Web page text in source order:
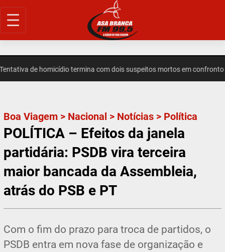
Pular
para
de homicídio termina com dois suspeitos mortos em confronto
Boa Viagem > Nacional > Notícias > Política
POLÍTICA – Efeitos da janela
partidária: PSDB vira terceira
maior bancada da Assembleia,
atrás do PSB e PT
Com o fim do prazo para troca de partidos, o
PSDB entra em nova fase de organização e